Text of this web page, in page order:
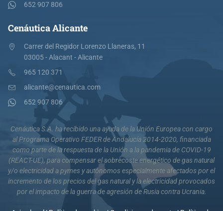
652 907 806
Cenáutica Alicante
Carrer del Regidor Lorenzo Llaneras, 11
03005 - Alacant - Alicante
965 120 371
alicante@cenautica.com
652 907 806
Cenáutica S.A. ha recibido una ayuda de la Unión Europea con cargo
al Programa Operativo FEDER de Andalucía 2014-2020, financiada
como parte de la respuesta de la Unión a la pandemia de COVID-19
(REACT-UE), para compensar el sobrecoste energético de gas natural
y/o electricidad a pymes y autónomos especialmente afectados por el
incremento de los precios del gas natural y la electricidad provocados
por el impacto de la guerra de agresión de Rusia contra Ucrania.